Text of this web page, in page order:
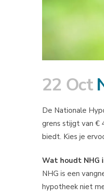
22 Oct
De Nationale
grens stijgt van €
biedt. Kies je
Wat houdt NHG
NHG is een
hypotheek niet